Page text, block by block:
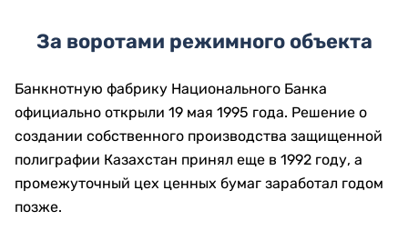
За воротами режимного объекта
Банкнотную фабрику Национального Банка
официально открыли 19 мая 1995 года. Решение о
создании собственного производства защищенной
полиграфии Казахстан принял еще в 1992 году, а
промежуточный цех ценных бумаг заработал годом
позже.